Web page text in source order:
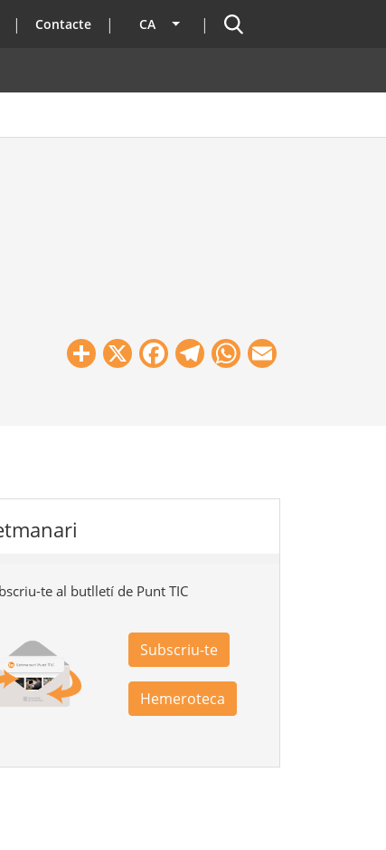
Contacte CA Llista les accions addicionals
Cercador
Share
X Facebook
Telegram
WhatsApp
te al butlletí de Punt TIC
Subscriu-te
Hemeroteca